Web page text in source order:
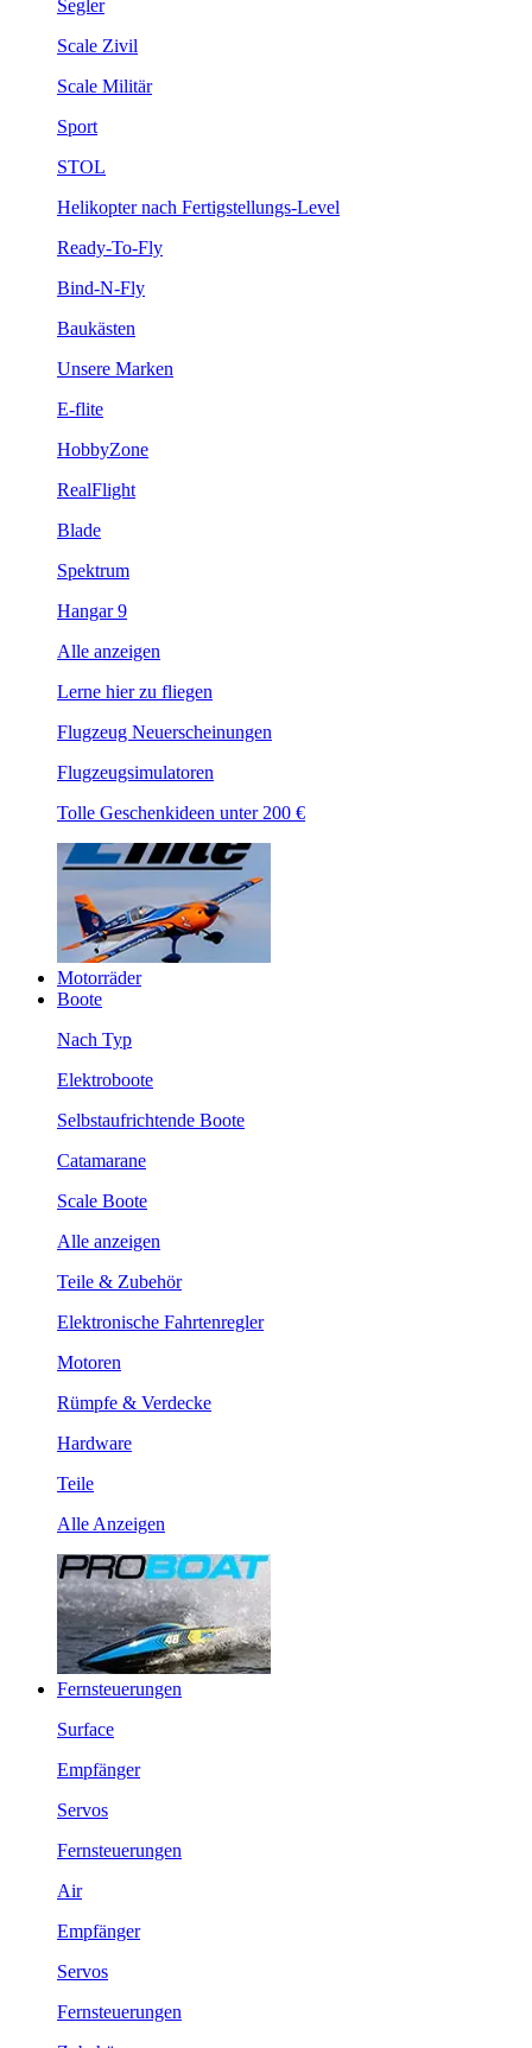
Segler
Scale Zivil
Scale Militär
Sport
STOL
Helikopter nach Fertigstellungs-Level
Ready-To-Fly
Bind-N-Fly
Baukästen
Unsere Marken
E-flite
HobbyZone
RealFlight
Blade
Spektrum
Hangar 9
Alle anzeigen
Lerne hier zu fliegen
Flugzeug Neuerscheinungen
Flugzeugsimulatoren
Tolle Geschenkideen unter 200 €
Motorräder
Boote
Nach Typ
Elektroboote
Selbstaufrichtende Boote
Catamarane
Scale Boote
Alle anzeigen
Teile & Zubehör
Elektronische Fahrtenregler
Motoren
Rümpfe & Verdecke
Hardware
Teile
Alle Anzeigen
Fernsteuerungen
Surface
Empfänger
Servos
Fernsteuerungen
Air
Empfänger
Servos
Fernsteuerungen